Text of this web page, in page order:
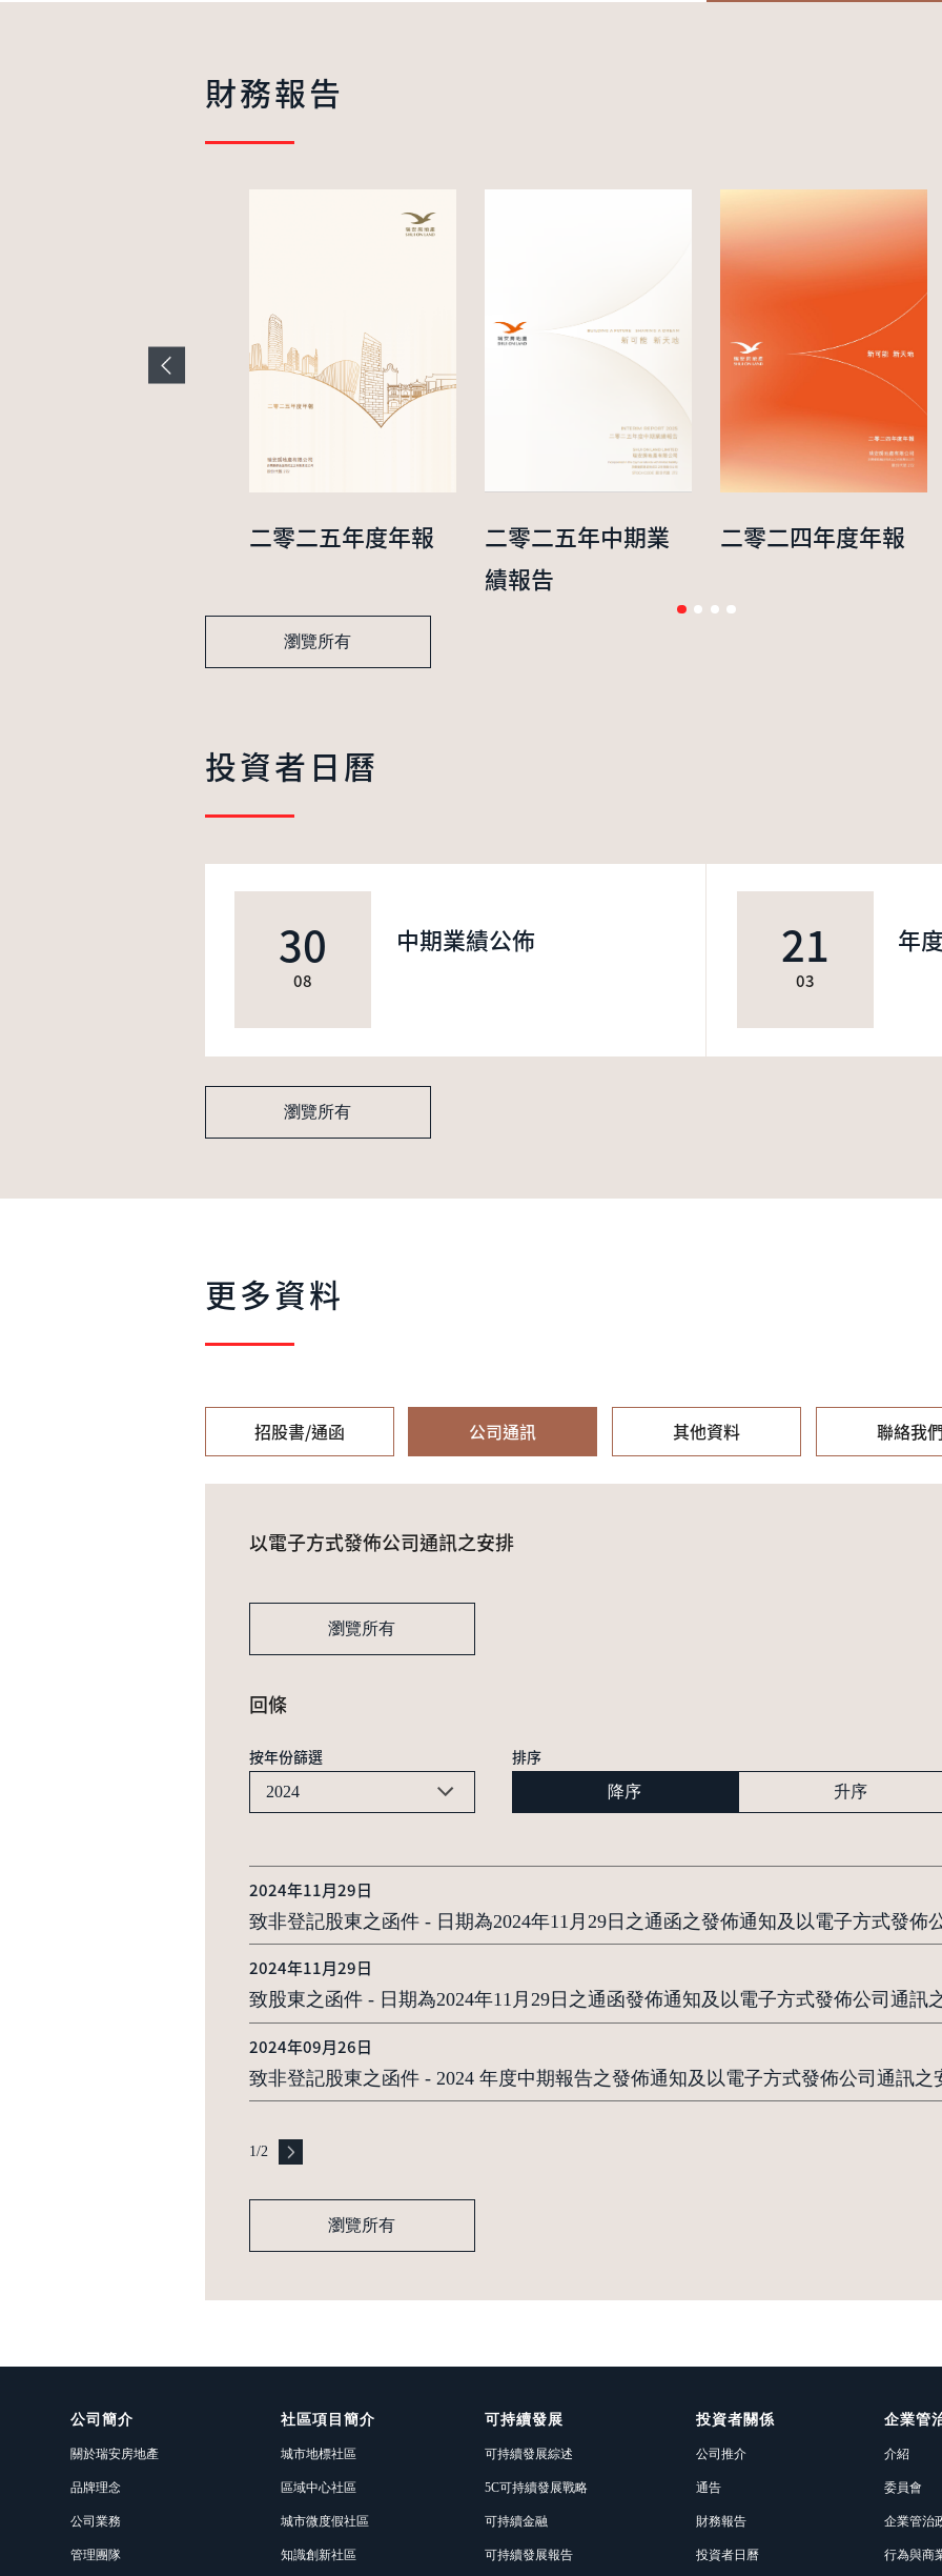
財務報告
二零二五年度年報
二零二五年中期業
績報告
二零二四年度年報
瀏覽所有
投資者日曆
30
08
中期業績公佈 21
03
年
瀏覽所有
更多資料
招股書/通函 公司通訊 其他資料 聯絡我們
以電子方式發佈公司通訊之安排
瀏覽所有
回條
按年份篩選
2024
排序
降序 升序
2024年11月29日
致非登記股東之函件 - 日期為2024年11月29日之通函之發佈通知及以電子方式發佈
2024年11月29日
致股東之函件 - 日期為2024年11月29日之通函發佈通知及以電子方式發佈公司通訊
2024年09月26日
致非登記股東之函件 - 2024 年度中期報告之發佈通知及以電子方式發佈公司通訊之
1 /2
瀏覽所有
公司簡介
關於瑞安房地產
品牌理念
公司業務
管理團隊
社區項目簡介
城市地標社區
區域中心社區
城市微度假社區
知識創新社區
可持續發展
可持續發展綜述
5C可持續發展戰略
可持續金融
可持續發展報告
投資者關係
公司推介
通告
財務報告
投資者日曆
企業管
介紹
委員會
企業管治
行為與商